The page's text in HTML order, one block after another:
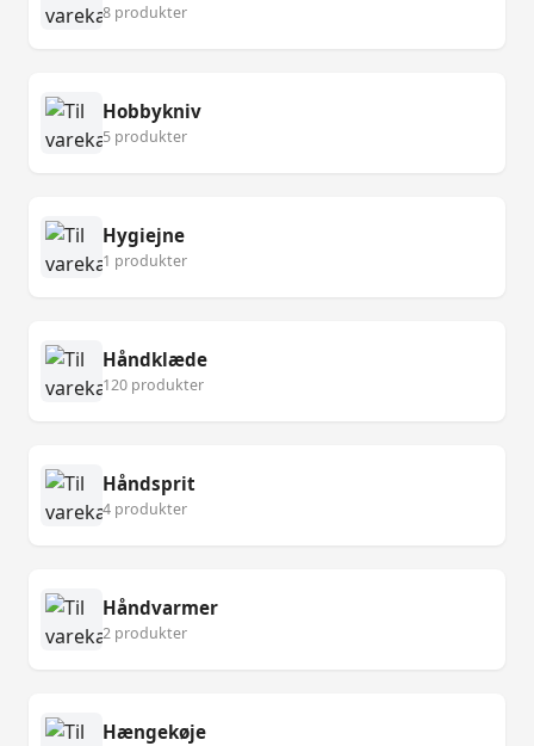
8 produkter
Hobbykniv
5 produkter
Hygiejne
1 produkter
Håndklæde
120 produkter
Håndsprit
4 produkter
Håndvarmer
2 produkter
Hængekøje